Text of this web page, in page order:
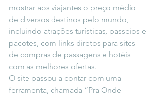
mostrar aos viajantes o preço médio
de diversos destinos pelo mundo,
incluindo atrações turísticas, passeios e
pacotes, com links diretos para sites
de compras de passagens e hotéis
com as melhores ofertas.
O site passou a contar com uma
ferramenta, chamada “Pra Onde